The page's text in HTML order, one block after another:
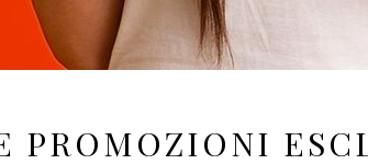
PROMOZIONI